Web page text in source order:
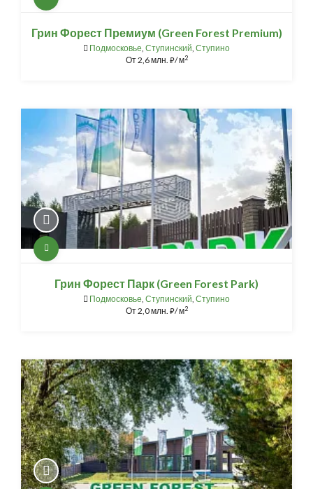
Грин Форест Премиум (Green Forest Premium)
Подмосковье, Ступинский, Ступино
От2,6 млн. ⃏/ м2
Грин Форест Парк (Green Forest Park)
Подмосковье, Ступинский, Ступино
От2,0 млн. ⃏/ м2